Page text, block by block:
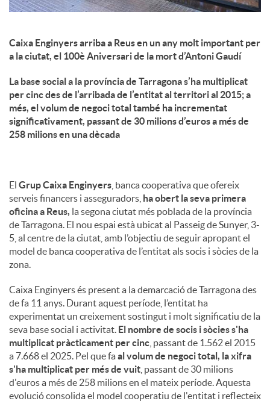
Caixa Enginyers arriba a Reus en un any molt important per
a la ciutat, el 100è Aniversari de la mort d’Antoni Gaudí
La base social a la província de Tarragona s’ha multiplicat
per cinc des de l’arribada de l’entitat al territori al 2015; a
més, el volum de negoci total també ha incrementat
significativament, passant de 30 milions d’euros a més de
258 milions en una dècada
El Grup Caixa Enginyers , banca cooperativa que ofereix
serveis financers i asseguradors, ha obert la seva primera
oficina a Reus, la segona ciutat més poblada de la província
de Tarragona. El nou espai està ubicat al Passeig de Sunyer, 3-
5, al centre de la ciutat, amb l’objectiu de seguir apropant el
model de banca cooperativa de l’entitat als socis i sòcies de la
zona.
Caixa Enginyers és present a la demarcació de Tarragona des
de fa 11 anys. Durant aquest període, l’entitat ha
experimentat un creixement sostingut i molt significatiu de la
seva base social i activitat. El nombre de socis i sòcies s'ha
multiplicat pràcticament per cinc , passant de 1.562 el 2015
a 7.668 el 2025. Pel que faal volum de negoci total, la xifra
s'ha multiplicat per més de vuit , passant de 30 milions
d'euros a més de 258 milions en el mateix període. Aquesta
evolució consolida el model cooperatiu de l'entitat i reflecteix